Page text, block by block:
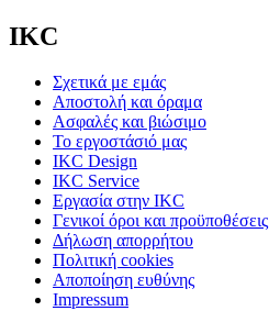
IKC
Σχετικά με εμάς
Αποστολή και όραμα
Ασφαλές και βιώσιμο
Το εργοστάσιό μας
IKC Design
IKC Service
Εργασία στην IKC
Γενικοί όροι και προϋποθέσεις
Δήλωση απορρήτου
Πολιτική cookies
Αποποίηση ευθύνης
Impressum